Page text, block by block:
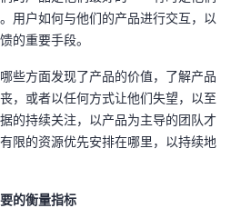
户如何与他们的产品进行交互，以
的重要手段。
些方面发现了产品的价值，了解产品
，或者以任何方式让他们失望，以至
的持续关注，以产品为主导的团队才
限的资源优先安排在哪里，以持续地
的衡量指标